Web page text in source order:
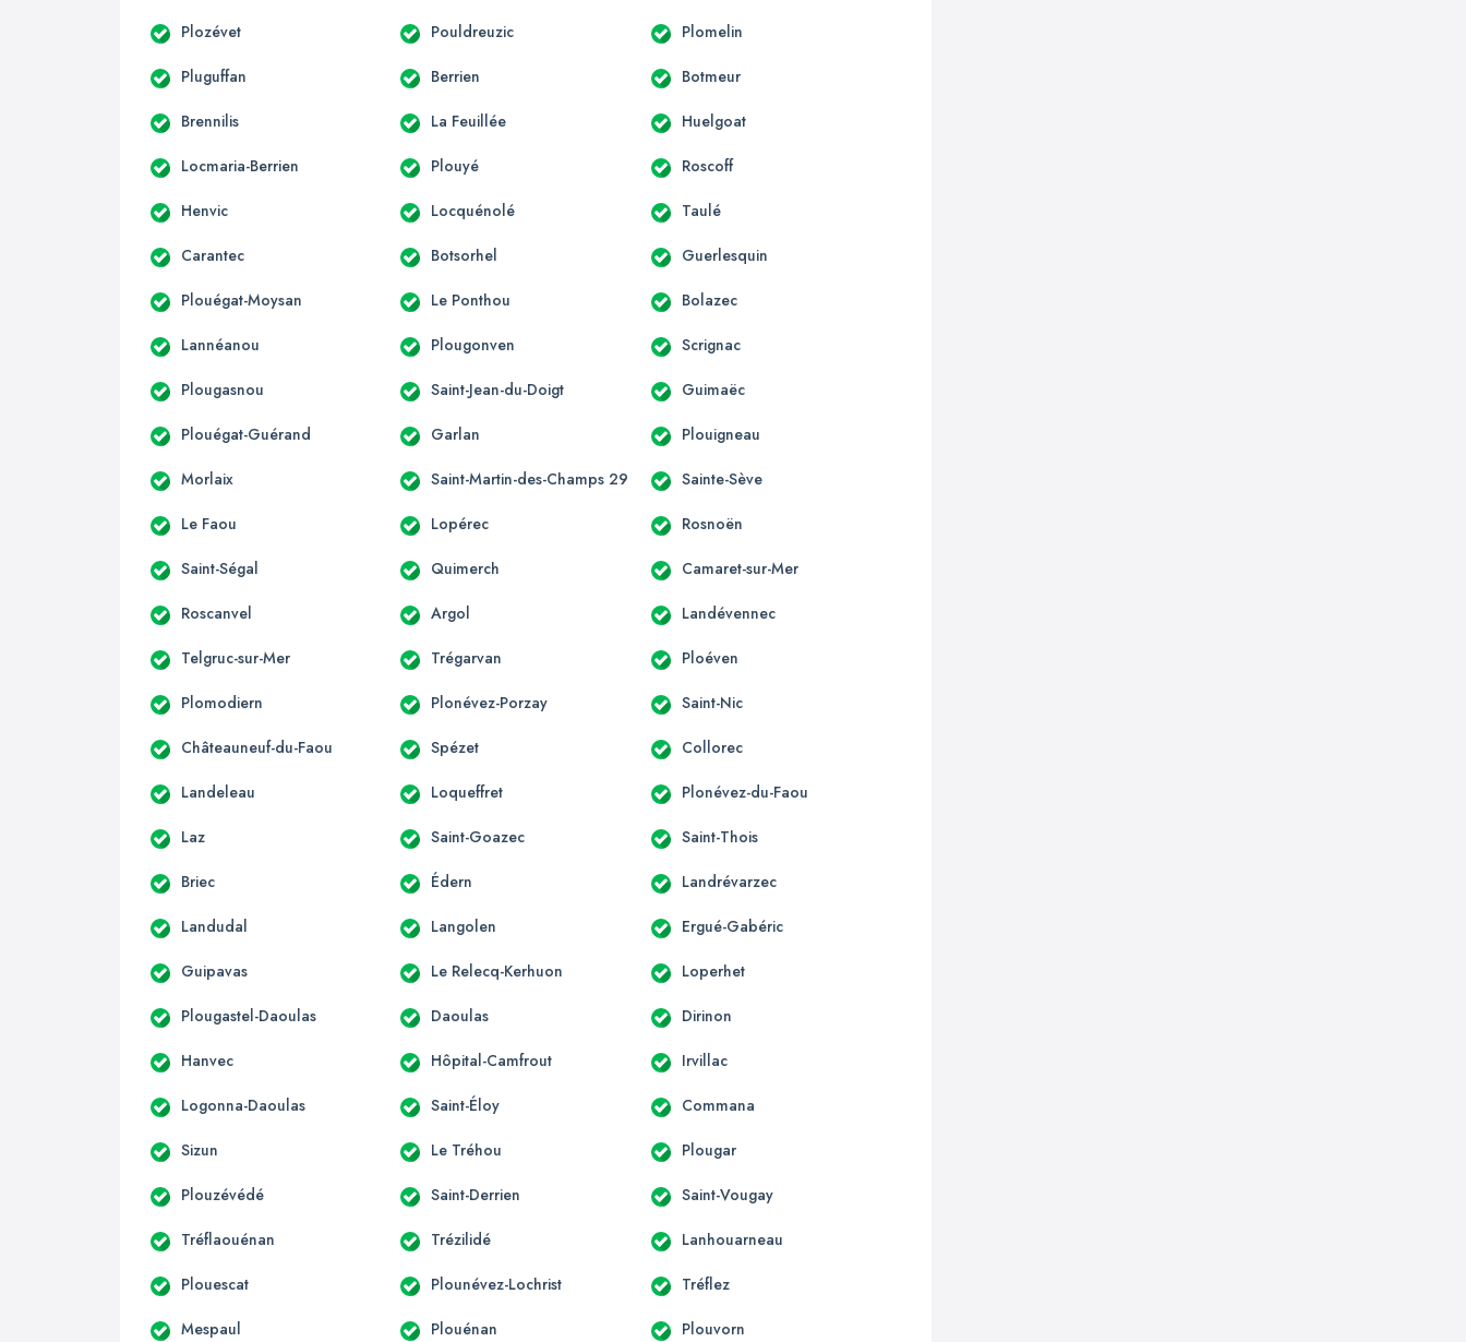
Plozévet Pouldreuzic Plomelin
Pluguffan Berrien Botmeur
Brennilis La Feuillée Huelgoat
Locmaria-Berrien Plouyé Roscoff
Henvic Locquénolé Taulé
Carantec Botsorhel Guerlesquin
Plouégat-Moysan Le Ponthou Bolazec
Lannéanou Plougonven Scrignac
Plougasnou Saint-Jean-du-Doigt Guimaëc
Plouégat-Guérand Garlan Plouigneau
Morlaix Saint-Martin-des-Champs 29 Sainte-Sève
Le Faou Lopérec Rosnoën
Saint-Ségal Quimerch Camaret-sur-Mer
Roscanvel Argol Landévennec
Telgruc-sur-Mer Trégarvan Ploéven
Plomodiern Plonévez-Porzay Saint-Nic
Châteauneuf-du-Faou Spézet Collorec
Landeleau Loqueffret Plonévez-du-Faou
Laz Saint-Goazec Saint-Thois
Briec Édern Landrévarzec
Landudal Langolen Ergué-Gabéric
Guipavas Le Relecq-Kerhuon Loperhet
Plougastel-Daoulas Daoulas Dirinon
Hanvec Hôpital-Camfrout Irvillac
Logonna-Daoulas Saint-Éloy Commana
Sizun Le Tréhou Plougar
Plouzévédé Saint-Derrien Saint-Vougay
Tréflaouénan Trézilidé Lanhouarneau
Plouescat Plounévez-Lochrist Tréflez
Mespaul Plouénan Plouvorn